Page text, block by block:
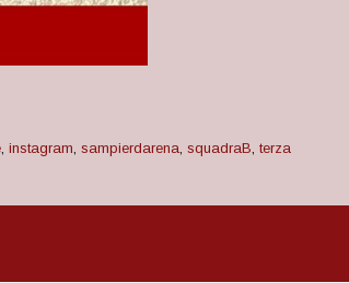
, instagram, sampierdarena, squadraB, terza